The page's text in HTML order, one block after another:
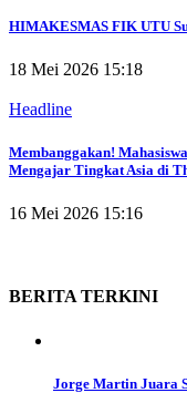
HIMAKESMAS FIK UTU
18 Mei 2026 15:18
Headline
Membanggakan!
Mengajar Tingkat Asia di
16 Mei 2026 15:16
BERITA TERKINI
Jorge Martin Juara